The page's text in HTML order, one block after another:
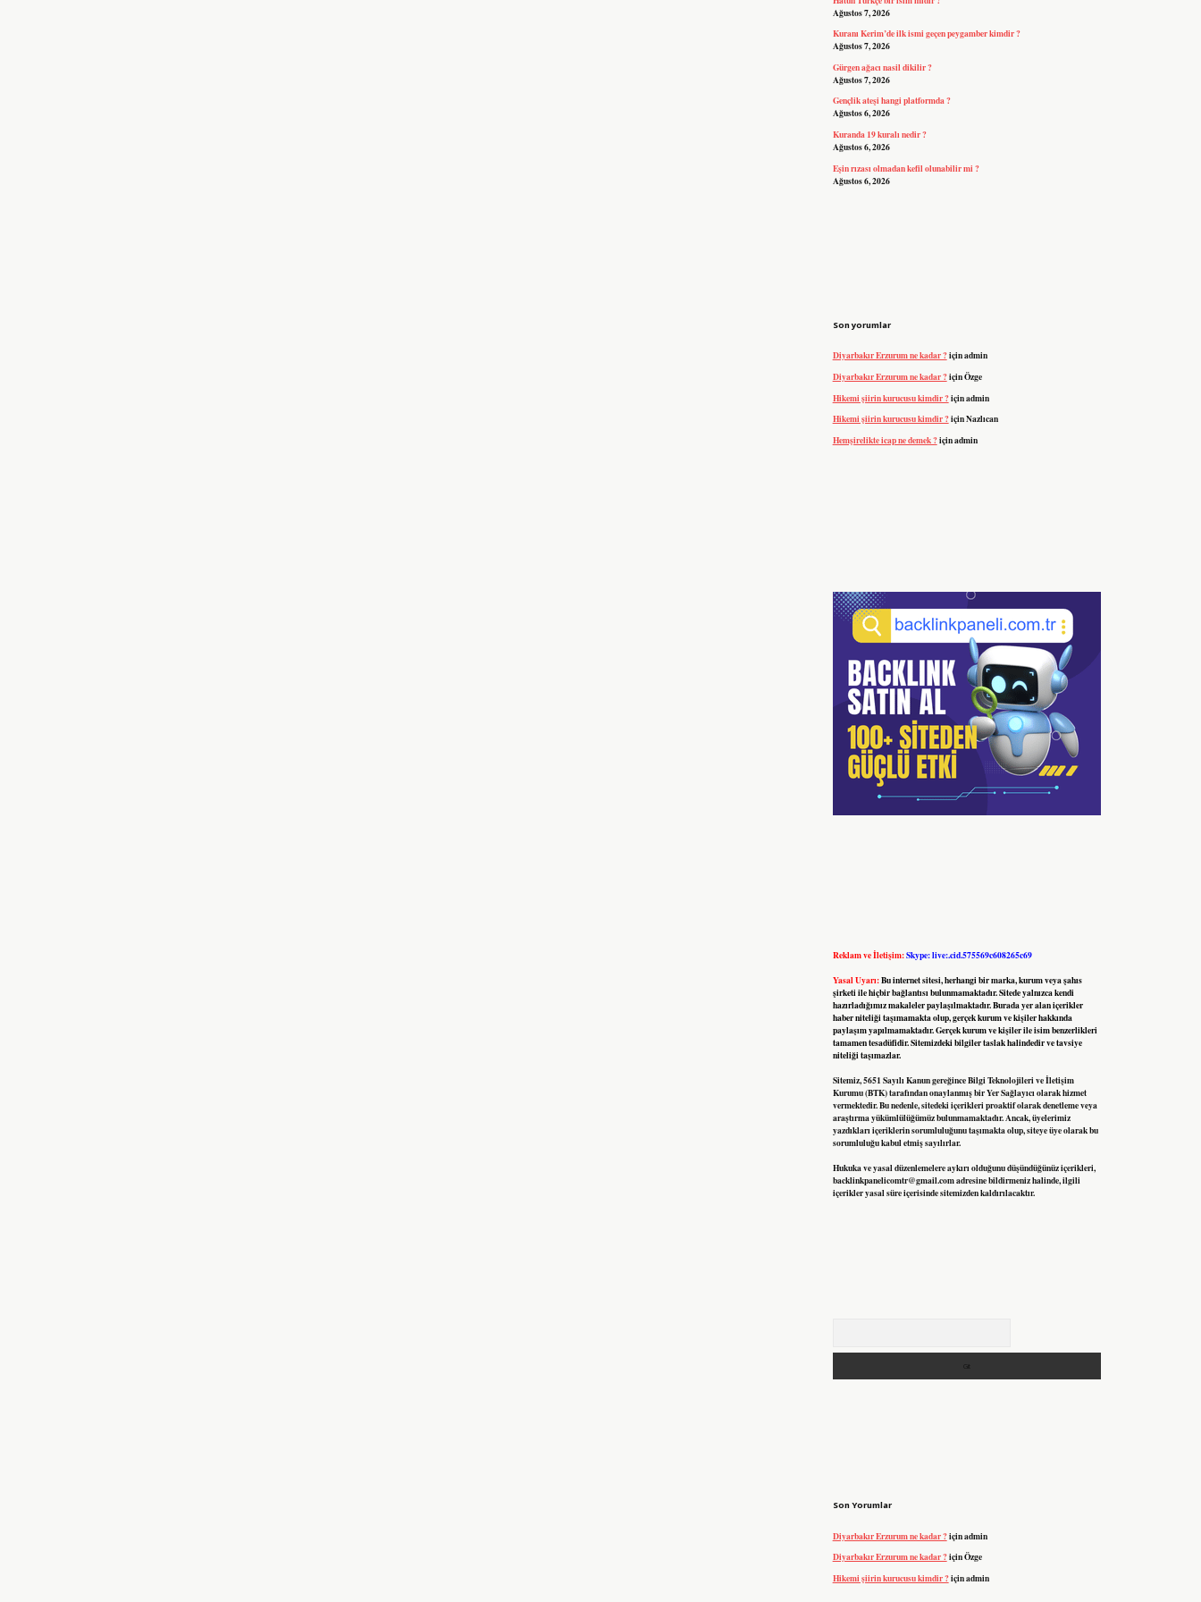
Ağustos 7, 2026
Kuranı Kerim’de ilk ismi geçen peygamber kimdir ?
Ağustos 7, 2026
Gürgen ağacı nasil dikilir ?
Ağustos 7, 2026
Gençlik ateşi hangi platformda ?
Ağustos 6, 2026
Kuranda 19 kuralı nedir ?
Ağustos 6, 2026
Eşin rızası olmadan kefil olunabilir mi ?
Ağustos 6, 2026
Son yorumlar
Diyarbakır Erzurum ne kadar ?içinadmin
Diyarbakır Erzurum ne kadar ?içinÖzge
Hikemi şiirin kurucusu kimdir ?içinadmin
Hikemi şiirin kurucusu kimdir ?içinNazlıcan
Hemşirelikte icap ne demek ?içinadmin
Reklam ve İletişim:Skype: live:.cid.575569c608265c69
Yasal Uyarı:Bu internet sitesi, herhangi bir marka, kurum veya şahıs
şirketi ile hiçbir bağlantısı bulunmamaktadır. Sitede yalnızca kendi
hazırladığımız makaleler paylaşılmaktadır. Burada yer alan içerikler
haber niteliği taşımamakta olup, gerçek kurum ve kişiler hakkında
paylaşım yapılmamaktadır. Gerçek kurum ve kişiler ile isim benzerlikleri
tamamen tesadüfidir. Sitemizdeki bilgiler taslak halindedir ve tavsiye
niteliği taşımazlar.
Sitemiz, 5651 Sayılı Kanun gereğince Bilgi Teknolojileri ve İletişim
Kurumu (BTK) tarafından onaylanmış bir Yer Sağlayıcı olarak hizmet
vermektedir. Bu nedenle, sitedeki içerikleri proaktif olarak denetleme veya
araştırma yükümlülüğümüz bulunmamaktadır. Ancak, üyelerimiz
yazdıkları içeriklerin sorumluluğunu taşımakta olup, siteye üye olarak bu
sorumluluğu kabul etmiş sayılırlar.
Hukuka ve yasal düzenlemelere aykırı olduğunu düşündüğünüz içerikleri,
backlinkpanelicomtr@gmail.comadresine bildirmeniz halinde, ilgili
içerikler yasal süre içerisinde sitemizden kaldırılacaktır.
Son Yorumlar
Diyarbakır Erzurum ne kadar ?içinadmin
Diyarbakır Erzurum ne kadar ?içinÖzge
Hikemi şiirin kurucusu kimdir ?içinadmin